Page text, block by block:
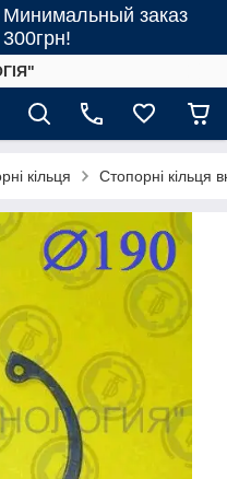
заказ
кільця Стопорні кільця